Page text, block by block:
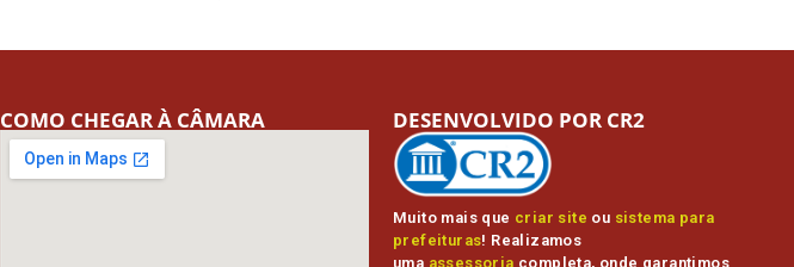
COMO CHEGAR À CÂMARA
Muito mais que criar site ou sistema para
prefeituras! Realizamos
uma assessoria completa, onde garantimos
DESENVOLVIDO POR CR2